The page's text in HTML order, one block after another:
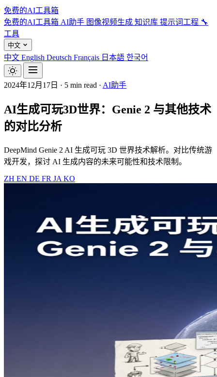
免费的AI工具箱
免费的AI工具箱 AI助手 图像视频生成 知识库 提示词工程 🔧
工具
中文
中文 English Deutsch Français 日本語 한국어
2024年12月17日 · 5 min read · AI助手
AI生成可玩3D世界：Genie 2 与其他技术
的对比分析
DeepMind Genie 2 AI 生成可玩 3D 世界技术解析。对比传统游
戏开发，探讨 AI 生成内容的未来可能性和技术限制。
ZH EN DE FR JA KO